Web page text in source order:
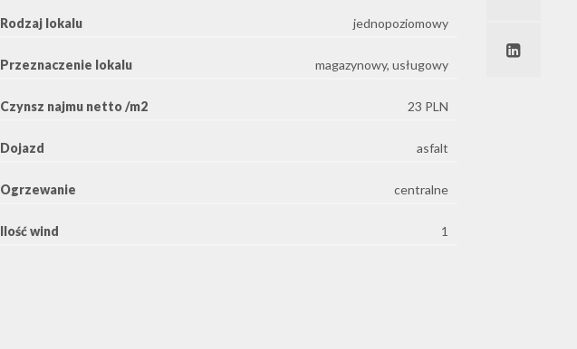
Rodzaj lokalu jednopoziomowy
Przeznaczenie lokalu magazynowy, usługowy
Czynsz najmu netto /m2 23 PLN
Dojazd asfalt
Ogrzewanie centralne
Ilość wind 1